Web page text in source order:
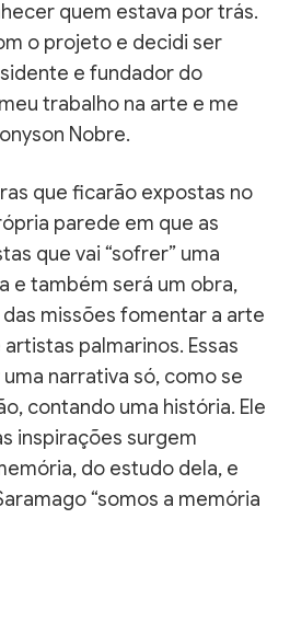
quem estava por trás.
o projeto e decidi ser
e fundador do
trabalho na arte e me
Nobre.
que ficarão expostas no
parede em que as
que vai “sofrer” uma
e também será um obra,
missões fomentar a arte
palmarinos. Essas
narrativa só, como se
contando uma história. Ele
inspirações surgem
do estudo dela, e
“somos a memória